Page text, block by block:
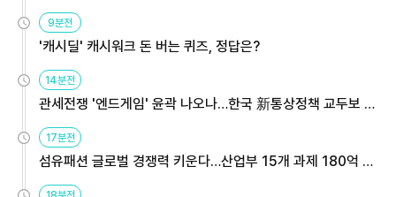
9분전
'캐시딜' 캐시워크 돈 버는 퀴즈, 정답은?
14분전
관세전쟁 '엔드게임' 윤곽 나오나…한국 新통상정책 교두보 활
17분전
섬유패션 글로벌 경쟁력 키운다…산업부 15개 과제 180억 지